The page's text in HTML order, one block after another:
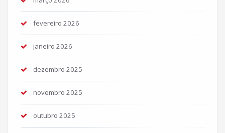
fevereiro 2026
janeiro 2026
dezembro 2025
novembro 2025
outubro 2025